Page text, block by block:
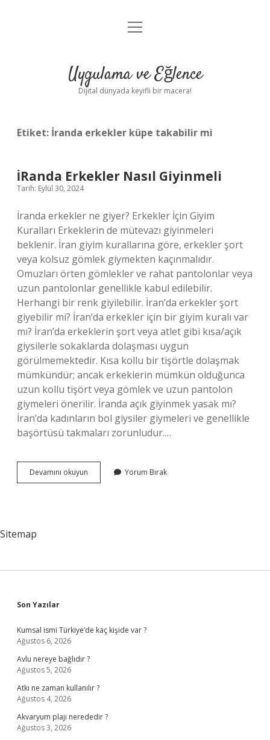
Anasayfa
Yasal Uyarı
menüyü
Uygulama ve Eğlence
Dijital dünyada keyifli bir macera!
Etiket: İranda erkekler küpe takabilir mi
İRanda Erkekler Nasıl Giyinmeli
Tarih: Eylül 30, 2024
İranda erkekler ne giyer? Erkekler İçin Giyim
Kuralları Erkeklerin de mütevazı giyinmeleri
beklenir. İran giyim kurallarına göre, erkekler şort
veya kolsuz gömlek giymekten kaçınmalıdır.
Omuzları örten gömlekler ve rahat pantolonlar veya
uzun pantolonlar genellikle kabul edilebilir.
Herhangi bir renk giyilebilir. İran’da erkekler şort
giyebilir mi? İran’da erkekler için bir giyim kuralı var
mı? İran’da erkeklerin şort veya atlet gibi kısa/açık
giysilerle sokaklarda dolaşması uygun
görülmemektedir. Kısa kollu bir tişörtle dolaşmak
mümkündür; ancak erkeklerin mümkün olduğunca
uzun kollu tişört veya gömlek ve uzun pantolon
giymeleri önerilir. İranda açık giyinmek yasak mı?
İran’da kadınların bol giysiler giymeleri ve genellikle
başörtüsü takmaları zorunludur.…
Devamını okuyun
Erkekler
Yorum Bırak
Sitemap
Sidebar
Son Yazılar
Kumsal ismi Türkiye’de kaç kişide var ?
Ağustos 6, 2026
Avlu nereye bağlıdır ?
Ağustos 5, 2026
Atkı ne zaman kullanılır ?
Ağustos 4, 2026
Akvaryum plajı nerededir ?
Ağustos 3, 2026